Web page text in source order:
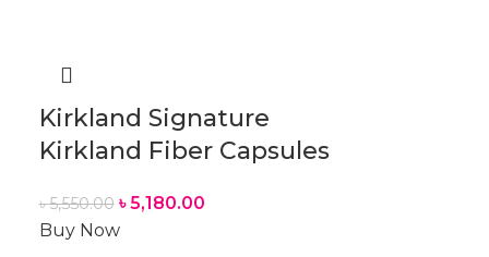
Kirkland Signature
Kirkland Fiber Capsules
৳5,550.00 ৳5,180.00
Buy Now